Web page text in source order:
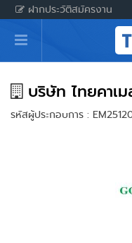
ฝากประวัติสมัครงาน
หน้าหลัก
ผู้สมัครงาน: เข้าสู่ระบบ
ฝากประวัติสมัครงาน
เกร็ดความรู้
บริษัท ไทยคาเ
รหัสผู้ประกอบการ :